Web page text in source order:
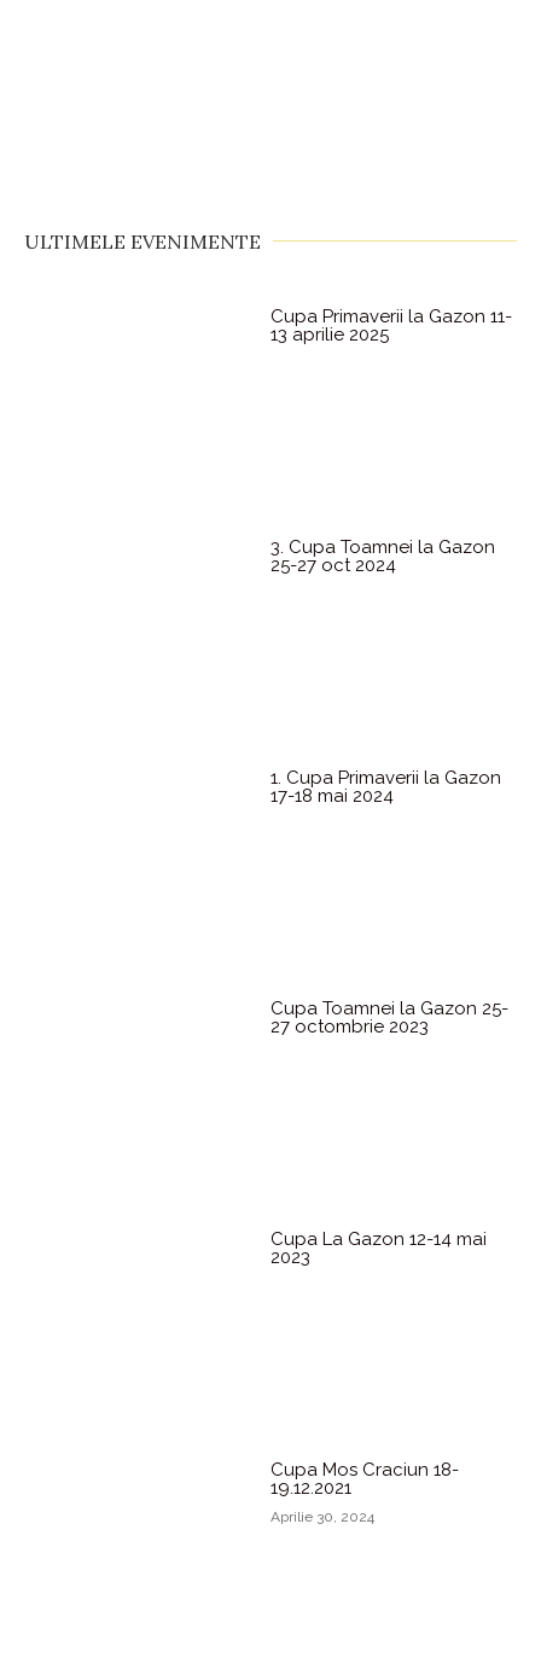
ULTIMELE EVENIMENTE
Cupa Primaverii la Gazon 11-
13 aprilie 2025
3. Cupa Toamnei la Gazon
25-27 oct 2024
1. Cupa Primaverii la Gazon
17-18 mai 2024
Cupa Toamnei la Gazon 25-
27 octombrie 2023
Cupa La Gazon 12-14 mai
2023
Cupa Mos Craciun 18-
19.12.2021
Aprilie 30, 2024